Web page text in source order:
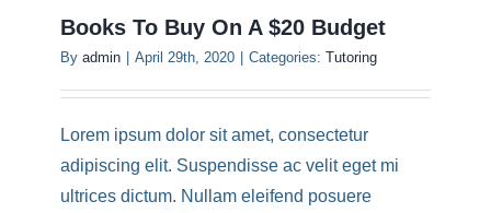
Books To Buy On A $20 Budget
By admin April 29th, 2020 Categories: Tutoring
Lorem ipsum dolor sit amet, consectetur
adipiscing elit. Suspendisse ac velit eget mi
ultrices dictum. Nullam eleifend posuere